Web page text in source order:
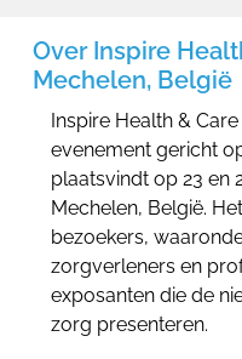
Over Inspire
Mechelen, België
Inspire Health &
evenement gericht
plaatsvindt op 23 en
Mechelen, België.
bezoekers,
zorgverleners en
exposanten die de
zorg presenteren.